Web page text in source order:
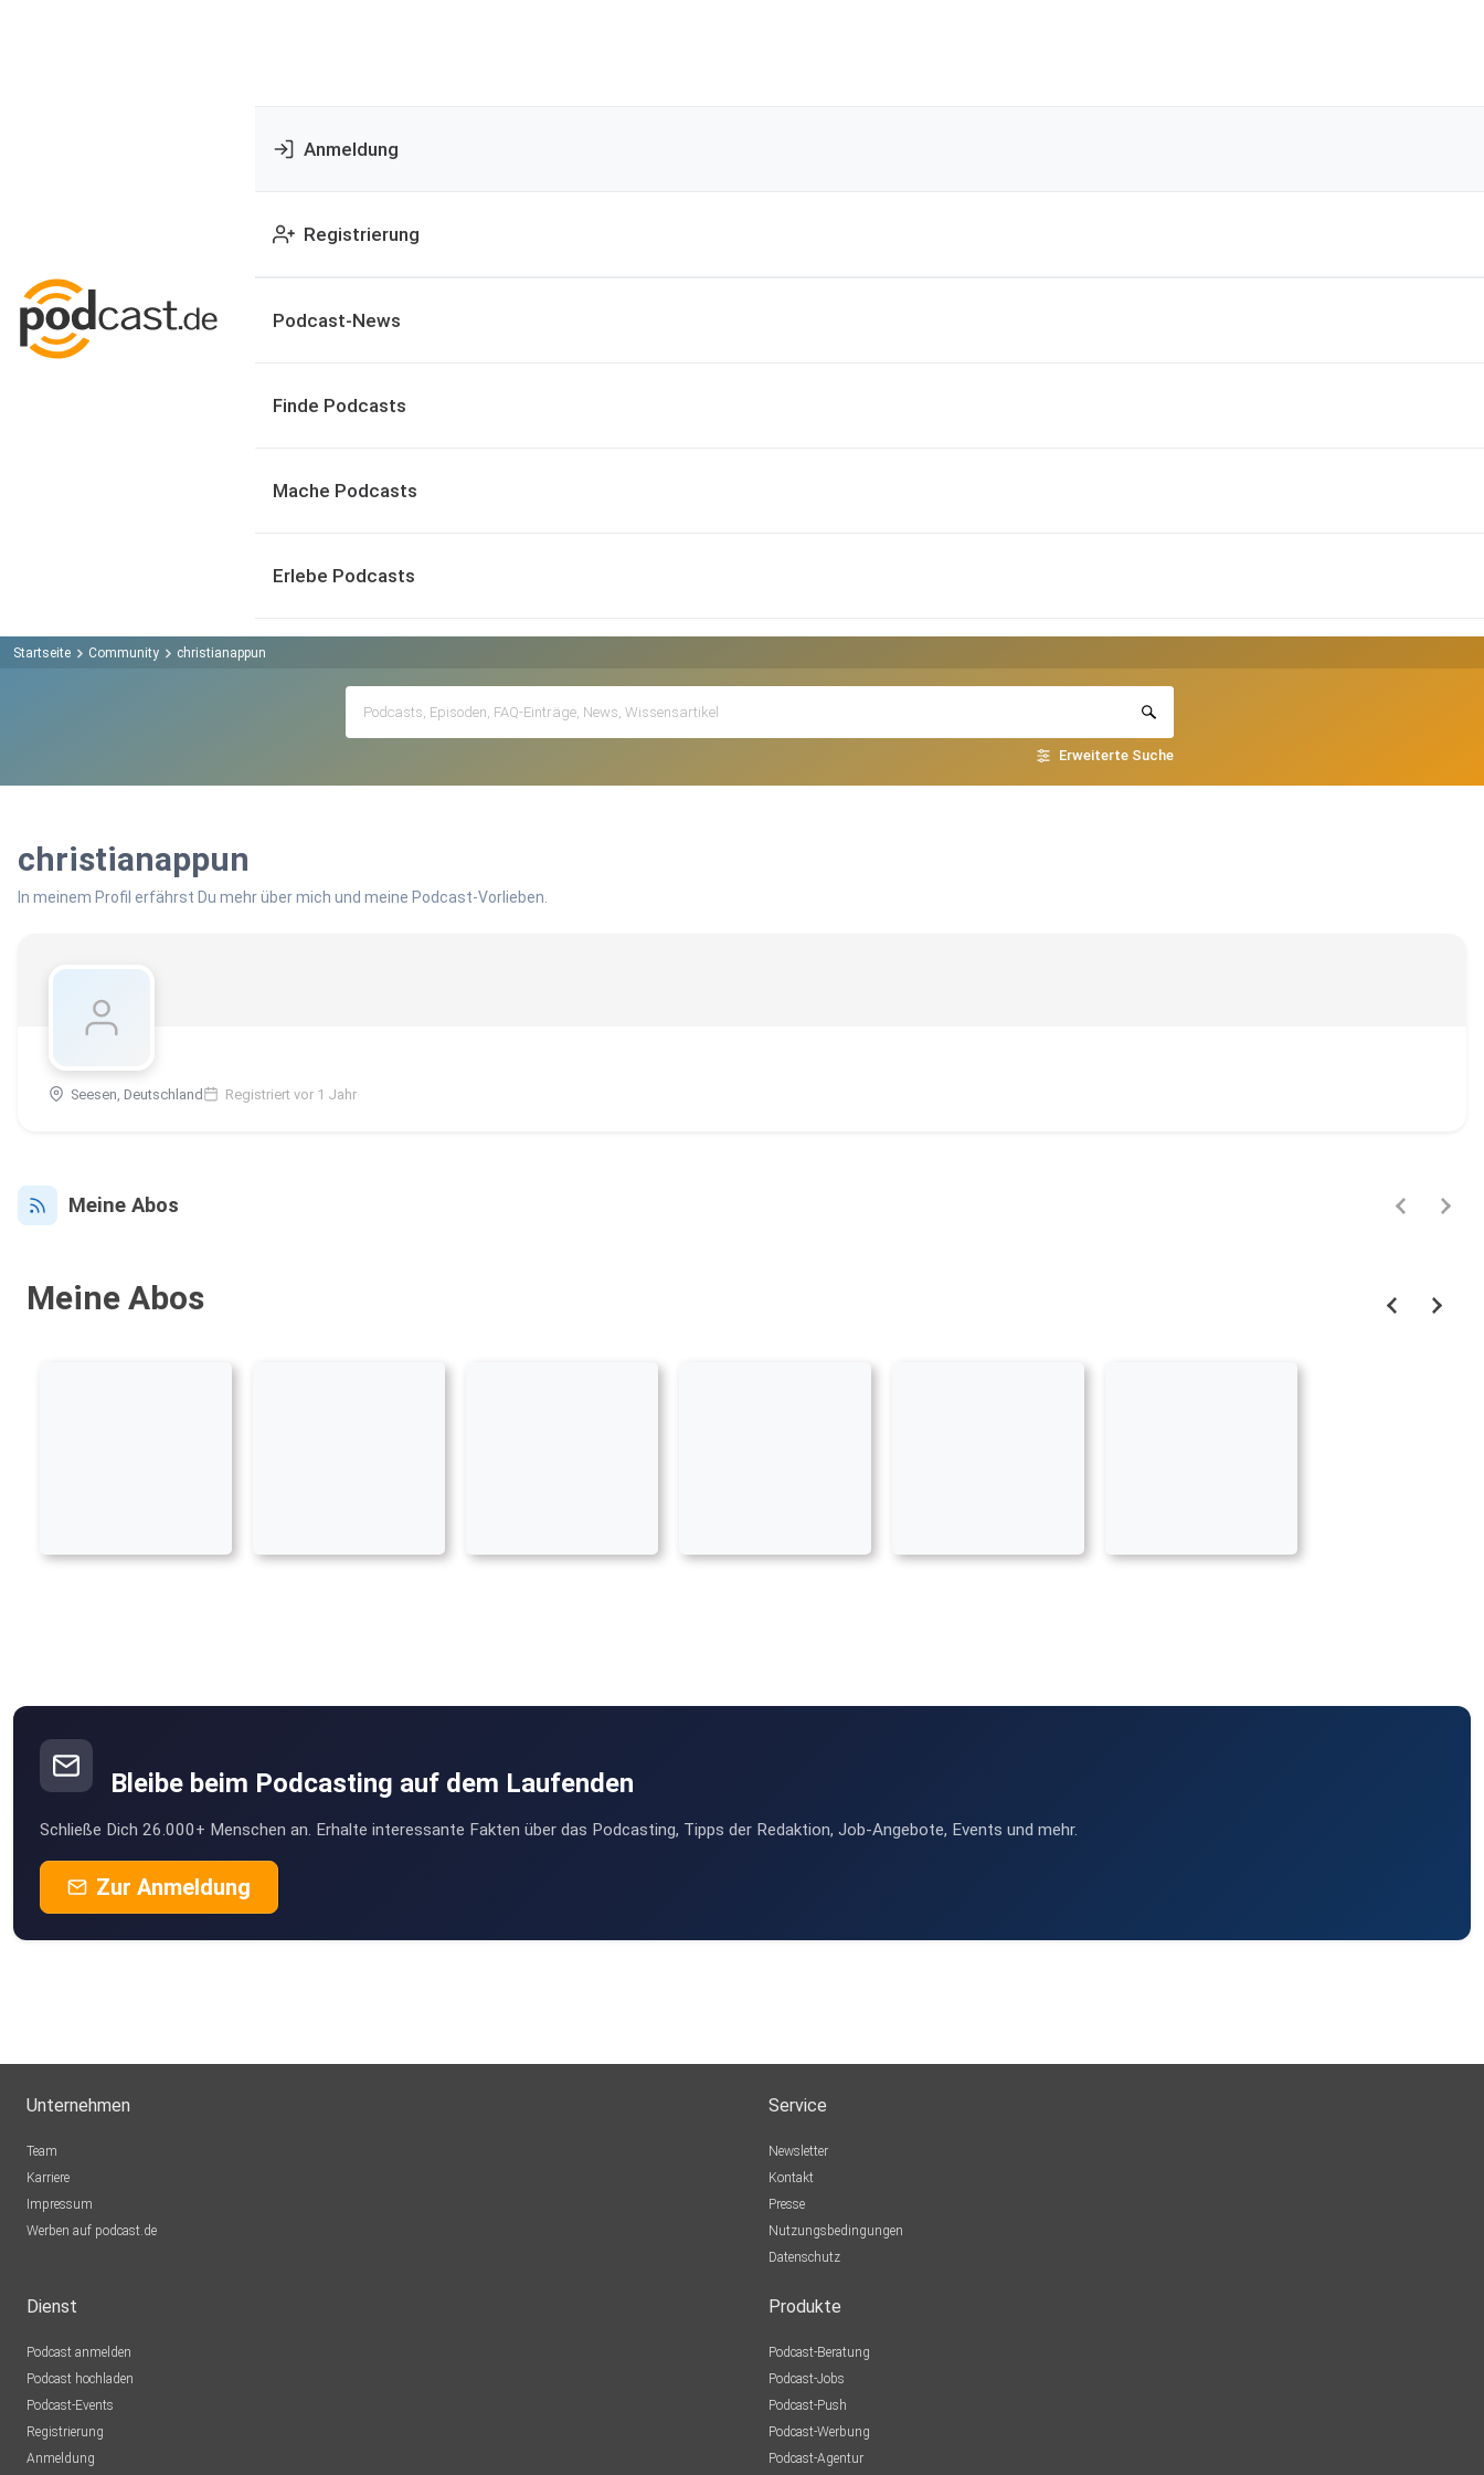
Anmeldung
Registrierung
Podcast-News
Finde Podcasts
Mache Podcasts
Erlebe Podcasts
Startseite Community christianappun
Erweiterte Suche
christianappun
In meinem Profil erfährst Du mehr über mich und meine Podcast-Vorlieben.
Seesen, Deutschland Registriert vor 1 Jahr
Meine Abos
Meine Abos
Bleibe beim Podcasting auf dem Laufenden
Schließe Dich 26.000+ Menschen an. Erhalte interessante Fakten über das Podcasting, Tipps der Redaktion, Job-Angebote, Events und mehr.
Zur Anmeldung
Unternehmen
Team
Karriere
Impressum
Werben auf podcast.de
Service
Newsletter
Kontakt
Presse
Nutzungsbedingungen
Datenschutz
Dienst
Podcast anmelden
Podcast hochladen
Podcast-Events
Registrierung
Anmeldung
Produkte
Podcast-Beratung
Podcast-Jobs
Podcast-Push
Podcast-Werbung
Podcast-Agentur